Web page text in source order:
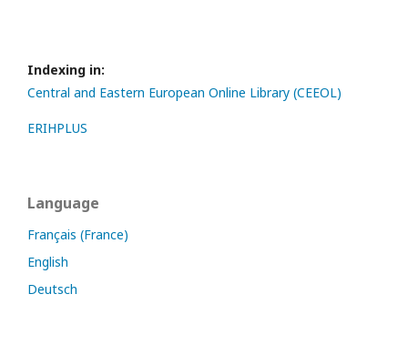
Indexing in:
Central and Eastern European Online Library (CEEOL)
ERIHPLUS
Language
Français (France)
English
Deutsch